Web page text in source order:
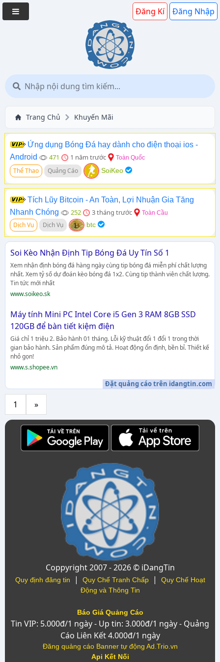
Đăng Kí Đăng Nhập
Trang Chủ Khuyến Mãi
Ứng dụng Bóng Đá hay dành cho điện thoại ios -
Android
471 1 năm trước Toàn Quốc
Thể Thao Quảng Cáo SoiKeo
Tích Lũy Bitcoin - An Toàn, Lợi Nhuận Gia Tăng
Nhanh Chóng
252 3 tháng trước Toàn Cầu
Dịch Vụ Dịch Vụ btc
Soi Kèo Nhận Định Tip Bóng Đá Uy Tín Số 1
Xem nhận định bóng đá hàng ngày cùng tip bóng đá miễn phí chất lượng
nhất. Xem tỷ số dự đoán kèo bóng đá 1x2. Cùng tip thành viên chất lượng.
Tin tức mới nhất
www.soikeo.sk
Máy tính Mini PC Intel Core i5 Gen 3 RAM 8GB SSD
120GB để bàn tiết kiệm điện
Giá chỉ 1 triệu 2. Bảo hành 01 tháng. Lỗi kỹ thuật đổi 1 đổi 1 trong thời
gian bảo hành. Sản phẩm đúng mô tả. Hoạt động ổn định, bền bỉ. Thiết kế
nhỏ gọn!
www.s.shopee.vn
Đặt quảng cáo trên idangtin.com
1 »
Coppyright 2007 - 2026 © iDangTin
Quy định đăng tin | Quy Chế Tranh Chấp|
Quy Chế Hoạt
Động và Thông Tin
Báo Giá Quảng Cáo
Tin VIP: 5.000đ/1 ngày - Up tin: 3.000đ/1 ngày - Quảng
Cáo Liên Kết 4.000đ/1 ngày
Đăng quảng cáo Banner tự động Ad.Trio.vn
Api Kết Nối